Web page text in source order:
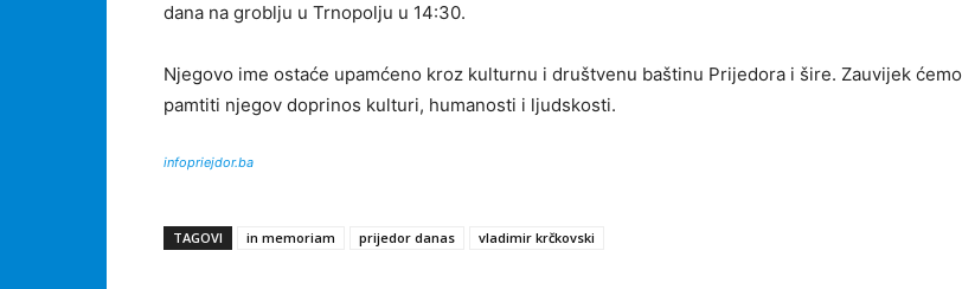
dana na groblju u Trnopolju u 14:30.
Njegovo ime ostaće upamćeno kroz kulturnu i društvenu baštinu Prijedora i šire. Zauvijek ćemo
pamtiti njegov doprinos kulturi, humanosti i ljudskosti.
infopriejdor.ba
TAGOVI in memoriam prijedor danas vladimir krčkovski